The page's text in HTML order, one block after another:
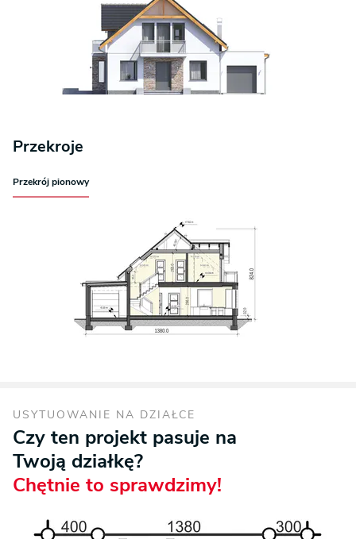
Przekroje
Przekrój pionowy
USYTUOWANIE NA DZIAŁCE
Czy ten projekt pasuje na
Twoją działkę?
Chętnie to sprawdzimy!